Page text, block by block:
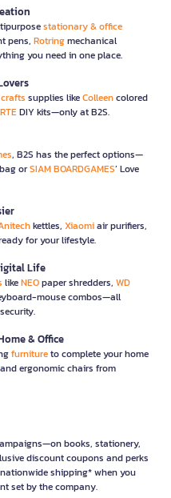
stationary & office
pens, Rotringmechanical
you need in one place.
supplies likeColleencolored
DIY kits—only at B2S.
, B2S has the perfect options—
orSIAM BOARDGAMES’ Love
kettles, Xiaomiair purifiers,
for your lifestyle.
Life
likeNEOpaper shredders, WD
mouse combos—all
& Office
furnitureto complete your home
and ergonomic chairs from
books, stationery,
discount coupons and perks
shipping* when you
set by the company.